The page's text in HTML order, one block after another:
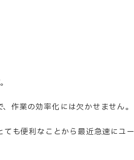
作業の効率化には欠かせません。
も便利なことから最近急速にユー